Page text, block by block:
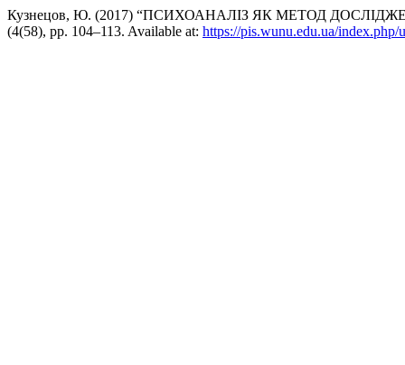
Кузнецов, Ю. (2017) “ПСИХОАНАЛІЗ ЯК МЕТОД
(4(58), pp. 104–113. Available at: https://pis.wunu.edu.ua/index.php/